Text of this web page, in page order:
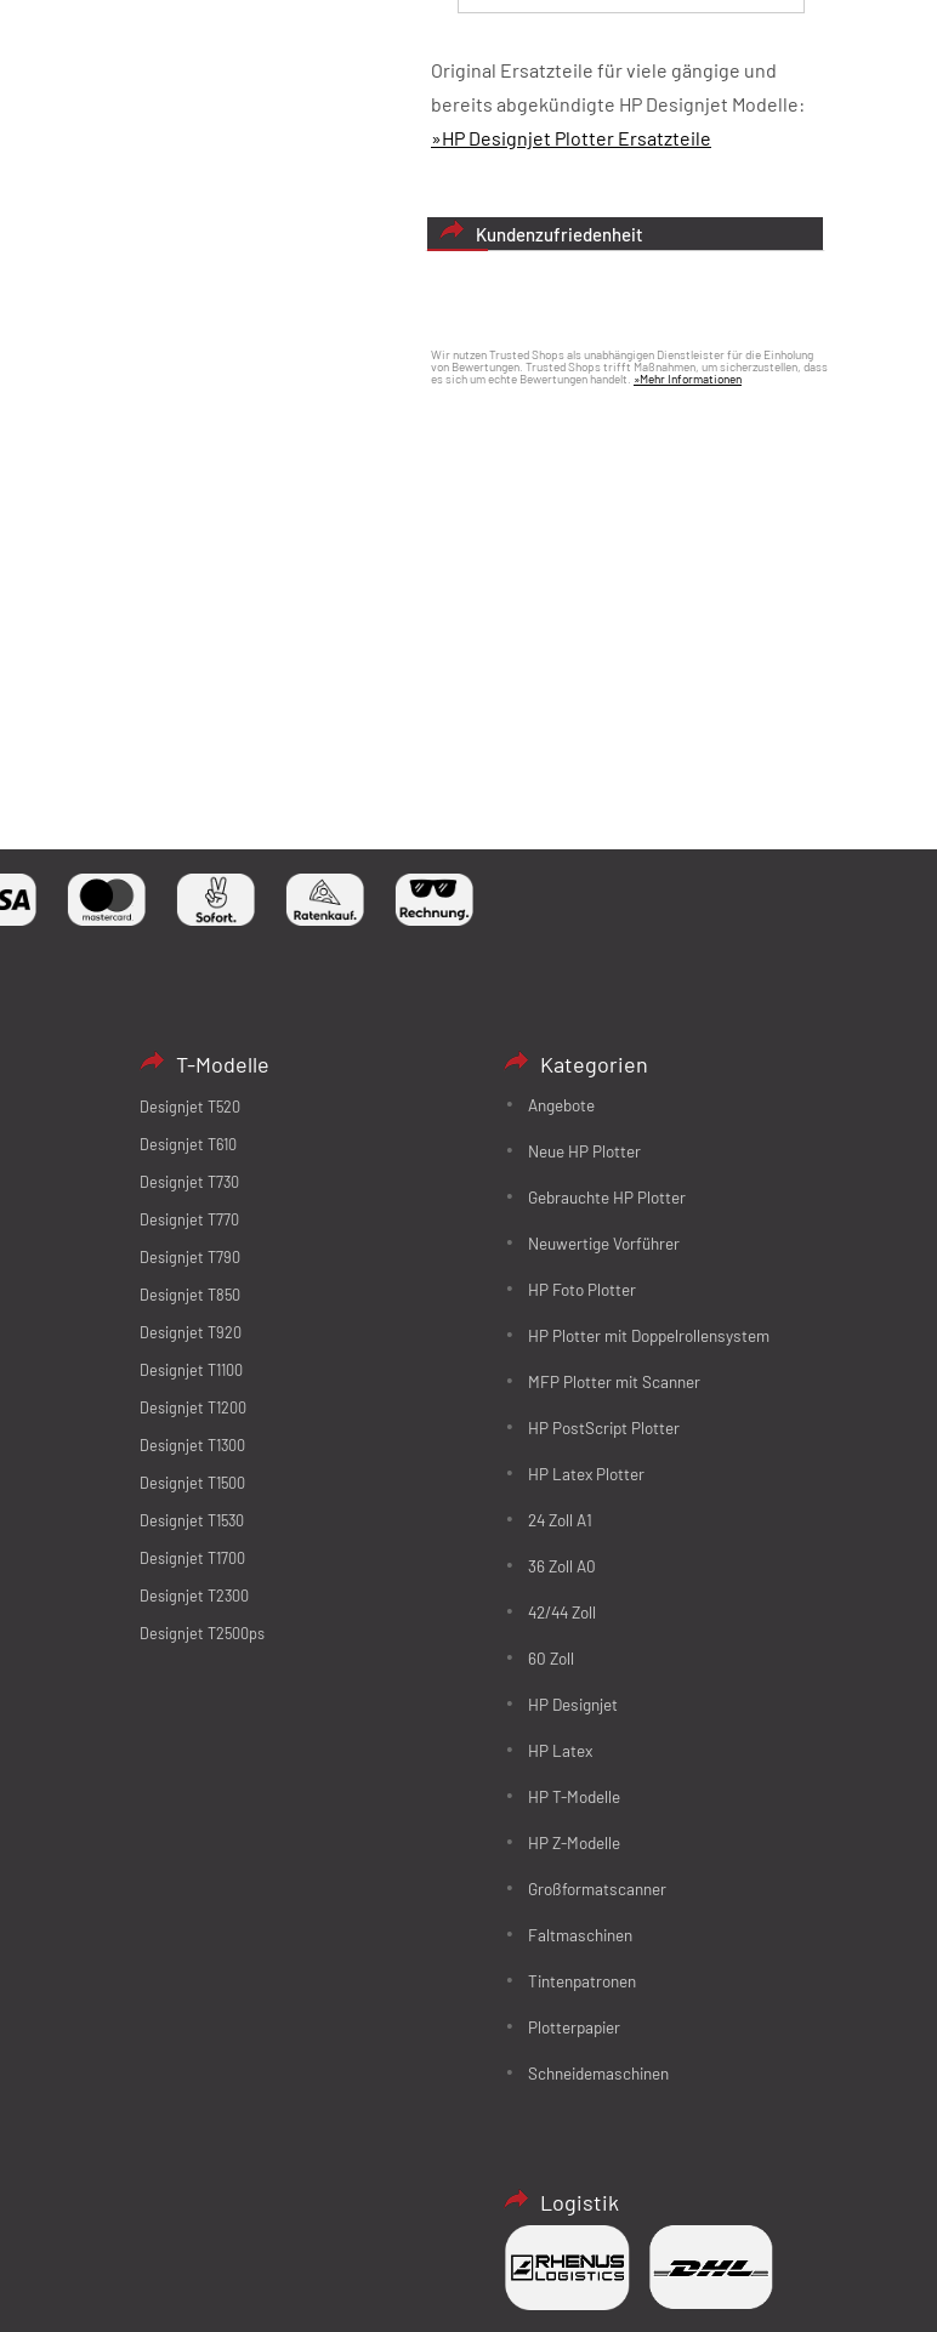
Original Ersatzteile für viele gängige und
bereits abgekündigte HP Designjet Modelle:
»HP Designjet Plotter Ersatzteile
Kundenzufriedenheit
Wir nutzen Trusted Shops als unabhängigen Dienstleister für die Einholung
von Bewertungen. Trusted Shops trifft Maßnahmen, um sicherzustellen, dass
es sich um echte Bewertungen handelt. »Mehr Informationen
T-Modelle
Designjet T520
Designjet T610
Designjet T730
Designjet T770
Designjet T790
Designjet T850
Designjet T920
Designjet T1100
Designjet T1200
Designjet T1300
Designjet T1500
Designjet T1530
Designjet T1700
Designjet T2300
Designjet T2500ps
Kategorien
Angebote
Neue HP Plotter
Gebrauchte HP Plotter
Neuwertige Vorführer
HP Foto Plotter
HP Plotter mit Doppelrollensystem
MFP Plotter mit Scanner
HP PostScript Plotter
HP Latex Plotter
24 Zoll A1
36 Zoll A0
42/44 Zoll
60 Zoll
HP Designjet
HP Latex
HP T-Modelle
HP Z-Modelle
Großformatscanner
Faltmaschinen
Tintenpatronen
Plotterpapier
Schneidemaschinen
Logistik